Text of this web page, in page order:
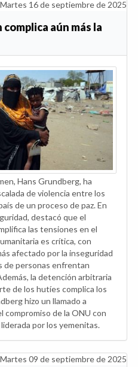
Martes 16 de septiembre de 2025
aún más la
Hans Grundberg, ha
de violencia entre los
de un proceso de paz. En
destacó que el
las tensiones en el
es crítica, con
afectado por la inseguridad
de personas enfrentan
la detención arbitraria
de los hutíes complica los
hizo un llamado a
compromiso de la ONU con
por los yemenitas.
Martes 09 de septiembre de 2025